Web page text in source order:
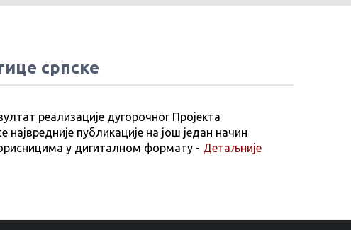
српске
реализације дугорочног Пројекта
публикације на још један начин
у дигиталном формату - Детаљније